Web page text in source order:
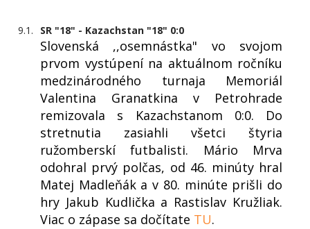
9.1. SR "18" - Kazachstan "18" 0:0
Slovenská ,,osemnástka" vo svojom
prvom vystúpení na aktuálnom ročníku
medzinárodného turnaja Memoriál
Valentina Granatkina v Petrohrade
remizovala s Kazachstanom 0:0. Do
stretnutia zasiahli všetci štyria
ružomberskí futbalisti. Mário Mrva
odohral prvý polčas, od 46. minúty hral
Matej Madleňák a v 80. minúte prišli do
hry Jakub Kudlička a Rastislav Kružliak.
Viac o zápase sa dočítate TU.